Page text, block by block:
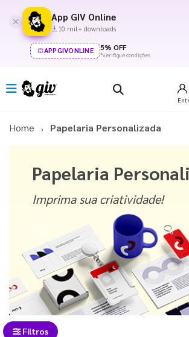
App GIV Online
10 mil+ downloads
APPGIVONLINE 5% OFF
*verifique condições
Home Papelaria Personalizada
Papelaria
Imprima sua criatividade!
Filtros